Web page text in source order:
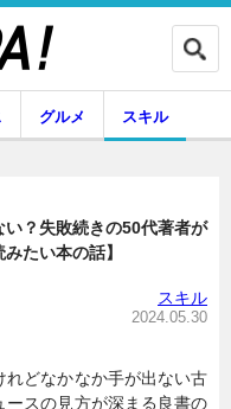
専門家インタビュー
ニュース
グルメ スキル
？失敗続きの50代著者が
たい本の話】
スキル
2024.05.30
どなかなか手が出ない古
スの見方が深まる良書の